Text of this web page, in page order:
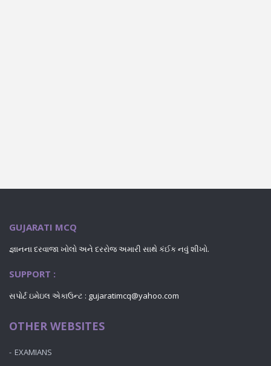
GUJARATI MCQ
જ્ઞાનના દરવાજા ખોલો અને દરરોજ અમારી સાથે કંઈક નવું શીખો.
SUPPORT :
સપોર્ટ ઇમેઇલ એકાઉન્ટ : gujaratimcq@yahoo.com
OTHER WEBSITES
EXAMIANS